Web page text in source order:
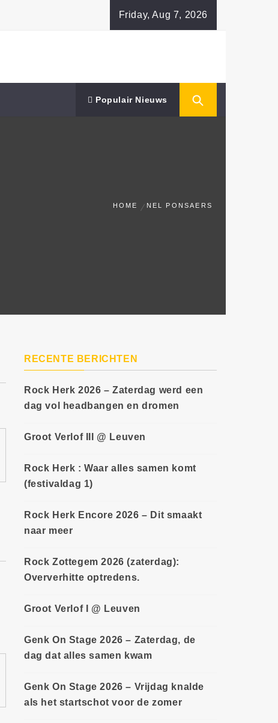
Friday, Aug 7, 2026
Populair Nieuws
HOME NEL PONSAERS
RECENTE BERICHTEN
Rock Herk 2026 – Zaterdag werd een
dag vol headbangen en dromen
Groot Verlof III @ Leuven
Rock Herk : Waar alles samen komt
(festivaldag 1)
Rock Herk Encore 2026 – Dit smaakt
naar meer
Rock Zottegem 2026 (zaterdag):
Oververhitte optredens.
Groot Verlof I @ Leuven
Genk On Stage 2026 – Zaterdag, de
dag dat alles samen kwam
Genk On Stage 2026 – Vrijdag knalde
als het startschot voor de zomer